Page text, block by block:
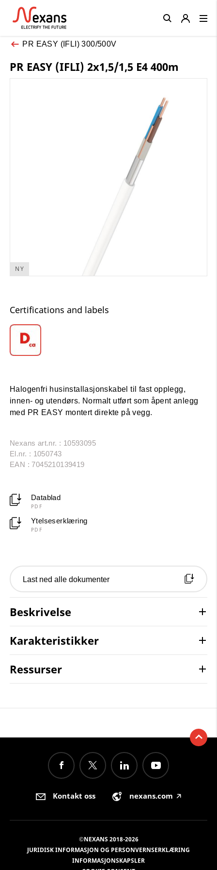
PR EASY (IFLI) 300/500V
PR EASY (IFLI) 2x1,5/1,5 E4 400m
NY
Certifications and labels
Halogenfri husinstallasjonskabel til fast opplegg,
innen- og utendørs. Normalt utført som åpent anlegg
med PR EASY montert direkte på vegg.
Nexans art.nr. : 10593095
El.nr. : 1050743
EAN : 7045210139419
Datablad
PDF
Ytelseserklæring
PDF
Last ned alle dokumenter
Beskrivelse
Karakteristikker
Ressurser
Close
Kontakt oss nexans.com 🡥
©NEXANS 2018-2026
JURIDISK INFORMASJON OG PERSONVERNSERKLÆRING
INFORMASJONSKAPSLER